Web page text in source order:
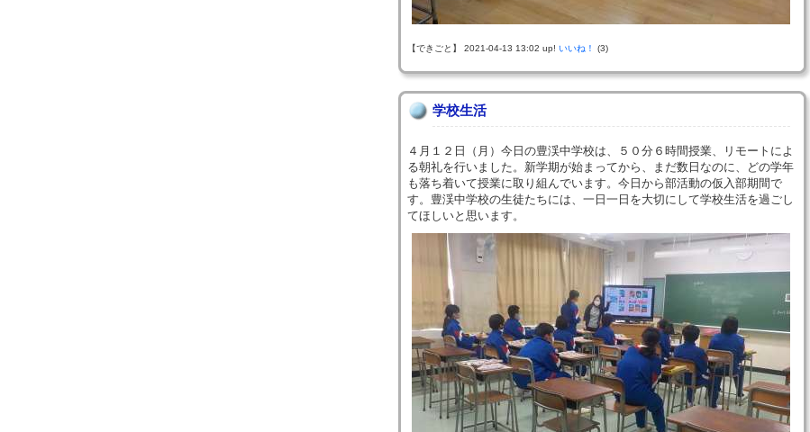
【できごと】 2021-04-13 13:02 up! いいね！ (3)
学校生活
４月１２日（月）今日の豊渓中学校は、５０分６時間授業、リモートによ
る朝礼を行いました。新学期が始まってから、まだ数日なのに、どの学年
も落ち着いて授業に取り組んでいます。今日から部活動の仮入部期間で
す。豊渓中学校の生徒たちには、一日一日を大切にして学校生活を過ごし
てほしいと思います。